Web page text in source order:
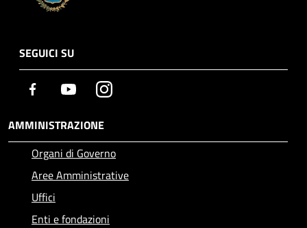
SEGUICI SU
Facebook YoutubeInstagram
AMMINISTRAZIONE
Organi di Governo
Aree Amministrative
Uffici
Enti e fondazioni